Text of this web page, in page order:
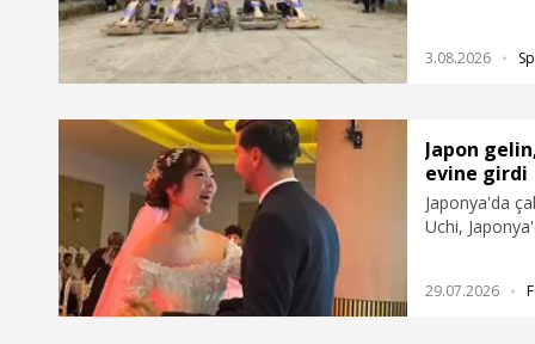
sahibi ise
3.08.2026
Japon
evine girdi
Japonya'da
Uchi,
29.07.2026